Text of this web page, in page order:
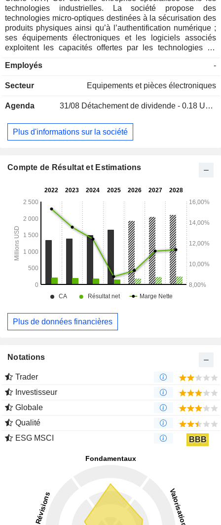
technologies industrielles. La société propose des
technologies micro-optiques destinées à la sécurisation des
produits physiques ainsi qu’à l’authentification numérique ;
ses équipements électroniques et les logiciels associés
exploitent les capacités offertes par les technologies de
comprennent Crane Payment Innovations (CPI) et Security
fournit des équipements électroniques et des logiciels
de capteurs pour des applications telles que la vérification et
également des solutions d'automatisation, des systèmes de
traitement, des solutions de service sur le terrain, ainsi que
sécurité basées sur des technologies de sécurisation des
Employés -
Secteur Equipements et pièces électroniques
Agenda 31/08 Détachement de dividende - 0.18 USD
Plus d'informations sur la société
Compte de Résultat et Estimations
Plus de données financières
Notations
Trader
Investisseur
Globale
Qualité
ESG MSCI
BBB